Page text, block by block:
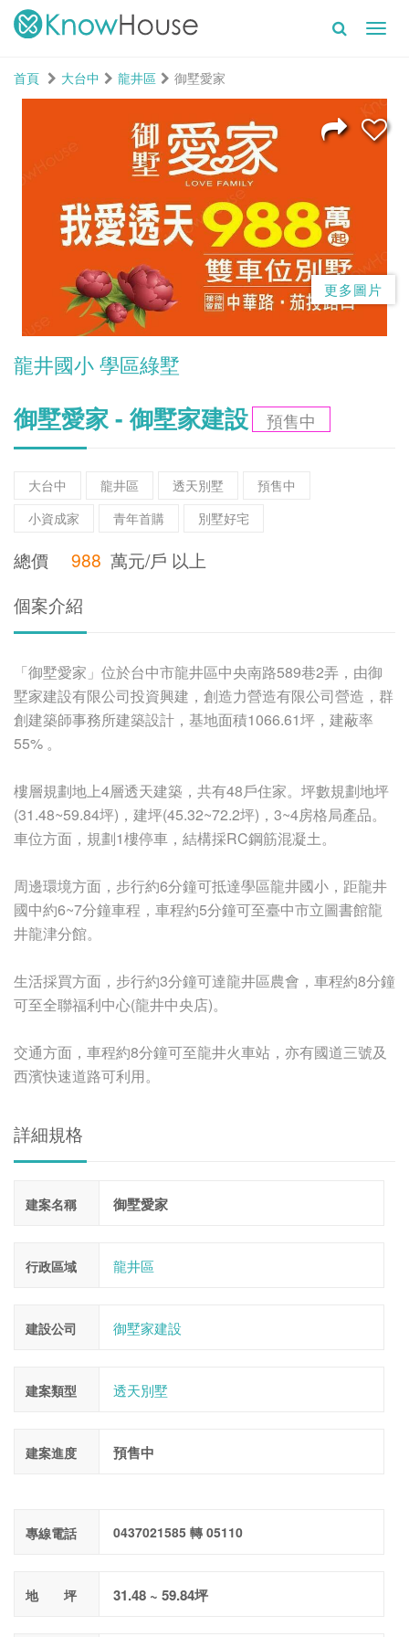
首頁
大台中 龍井區 御墅愛家
更多圖片
龍井國小 學區綠墅
御墅愛家 - 御墅家建設 預售中
大台中 龍井區 透天別墅
預售中
小資成家
青年首購 別墅好宅
總價 988 萬元/戶 以上
個案介紹
「御墅愛家」位於台中市龍井區中央南路589巷2弄，由御
墅家建設有限公司投資興建，創造力營造有限公司營造，群
創建築師事務所建築設計，基地面積1066.61坪，建蔽率
55% 。
樓層規劃地上4層透天建築，共有48戶住家。坪數規劃地坪
(31.48~59.84坪)，建坪(45.32~72.2坪)，3~4房格局產品。
車位方面，規劃1樓停車，結構採RC鋼筋混凝土。
周邊環境方面，步行約6分鐘可抵達學區龍井國小，距龍井
國中約6~7分鐘車程，車程約5分鐘可至臺中市立圖書館龍
井龍津分館。
生活採買方面，步行約3分鐘可達龍井區農會，車程約8分鐘
可至全聯福利中心(龍井中央店)。
交通方面，車程約8分鐘可至龍井火車站，亦有國道三號及
西濱快速道路可利用。
詳細規格
建案名稱 御墅愛家
行政區域 龍井區
建設公司 御墅家建設
建案類型 透天別墅
建案進度 預售中
專線電話 0437021585 轉 05110
地 坪 31.48 ~ 59.84坪